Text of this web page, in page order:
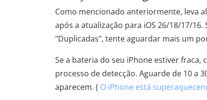
Como mencionado anteriormente, leva
após a atualização para iOS 26/18/17/
"Duplicadas", tente aguardar mais um
Se a bateria do seu iPhone estiver
processo de detecção. Aguarde de 10 a
aparecem. ( O iPhone está